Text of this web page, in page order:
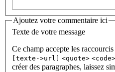
Ajoutez votre commentaire ici
Texte de votre message
Ce champ accepte les
[texte->url]
<quote> <code>
créer des paragraphes, laissez